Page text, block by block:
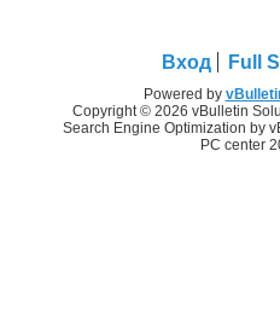
Вход Full
Powered by
Copyright © 2026 vBulletin
Search Engine Optimization by
PC center